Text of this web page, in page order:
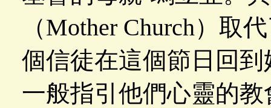
（Mother Church）取
個信徒在這個節日回
一般指引他們心靈的教